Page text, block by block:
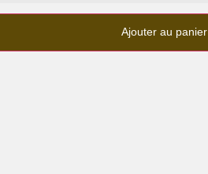
Ajouter au panier